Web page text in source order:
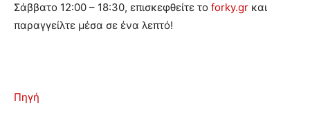
Σάββατο 12:00 – 18:30, επισκεφθείτε το forky.gr και
παραγγείλτε μέσα σε ένα λεπτό!
Πηγή